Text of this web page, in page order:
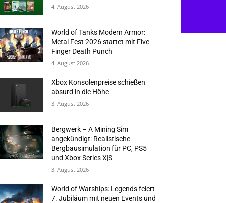
4. August 2026
World of Tanks Modern Armor:
Metal Fest 2026 startet mit Five
Finger Death Punch
4. August 2026
Xbox Konsolenpreise schießen
absurd in die Höhe
3. August 2026
Bergwerk – A Mining Sim
angekündigt: Realistische
Bergbausimulation für PC, PS5
und Xbox Series X|S
3. August 2026
World of Warships: Legends feiert
7. Jubiläum mit neuen Events und